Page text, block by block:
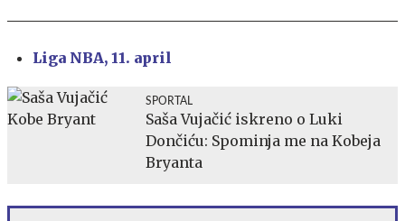
Liga NBA, 11. april
SPORTAL
Saša Vujačić iskreno o Luki
Dončiću: Spominja me na Kobeja
Bryanta